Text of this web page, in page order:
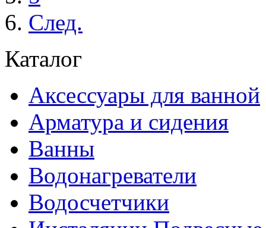
След.
Каталог
Аксессуары для ванной
Арматура и сидения
Ванны
Водонагреватели
Водосчетчики